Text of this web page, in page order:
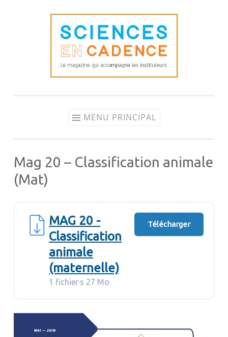
MENU PRINCIPAL
Mag 20 – Classification animale
(Mat)
MAG 20 -
Classification
animale
(maternelle)
1 fichier·s 27 Mo
Télécharger